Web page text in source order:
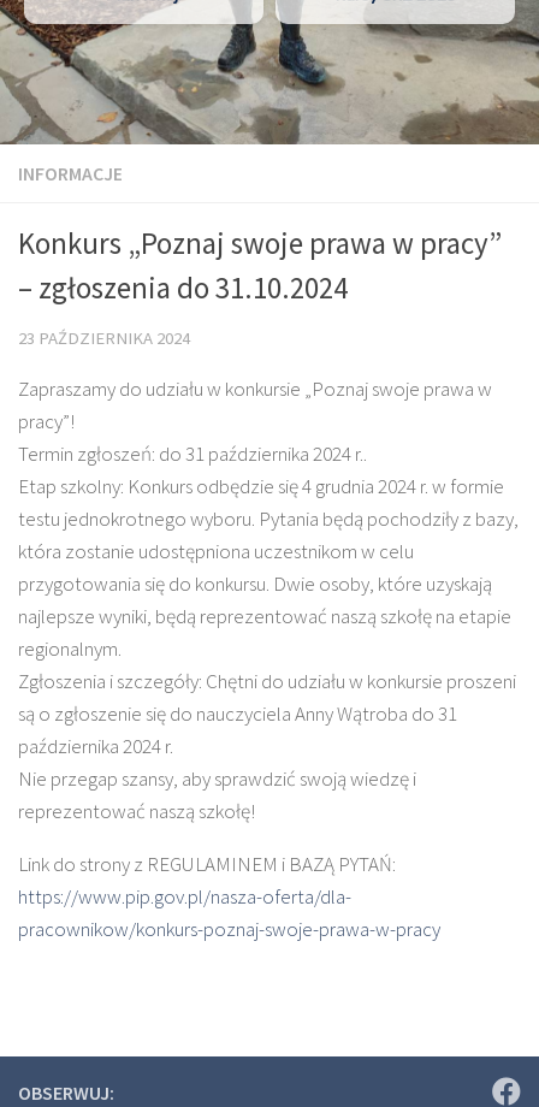
INFORMACJE
Konkurs „Poznaj swoje prawa w pracy”
– zgłoszenia do 31.10.2024
23 PAŹDZIERNIKA 2024
Zapraszamy do udziału w konkursie „Poznaj swoje prawa w
pracy”!
Termin zgłoszeń: do 31 października 2024 r..
Etap szkolny: Konkurs odbędzie się 4 grudnia 2024 r. w formie
testu jednokrotnego wyboru. Pytania będą pochodziły z bazy,
która zostanie udostępniona uczestnikom w celu
przygotowania się do konkursu. Dwie osoby, które uzyskają
najlepsze wyniki, będą reprezentować naszą szkołę na etapie
regionalnym.
Zgłoszenia i szczegóły: Chętni do udziału w konkursie proszeni
są o zgłoszenie się do nauczyciela Anny Wątroba do 31
października 2024 r.
Nie przegap szansy, aby sprawdzić swoją wiedzę i
reprezentować naszą szkołę!
Link do strony z REGULAMINEM i BAZĄ PYTAŃ:
https://www.pip.gov.pl/nasza-oferta/dla-
pracownikow/konkurs-poznaj-swoje-prawa-w-pracy
OBSERWUJ: